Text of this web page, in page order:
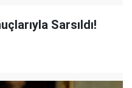
Sarsıldı!